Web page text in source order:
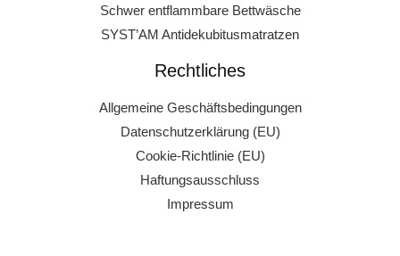
Schwer entflammbare Bettwäsche
SYST’AM Antidekubitusmatratzen
Rechtliches
Allgemeine Geschäftsbedingungen
Datenschutzerklärung (EU)
Cookie-Richtlinie (EU)
Haftungsausschluss
Impressum